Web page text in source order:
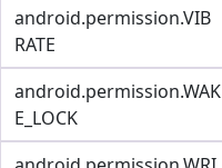
android.permission.VIB
RATE
android.permission.WAK
E_LOCK